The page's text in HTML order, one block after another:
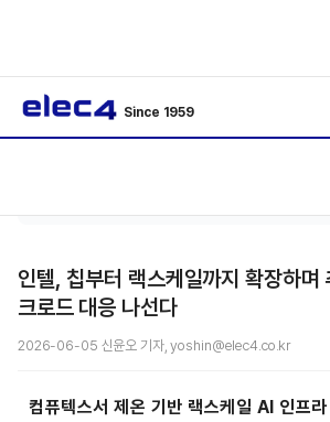
Since 1959
인텔, 칩부터 랙스케일까지 확장하며
크로드 대응 나선다
2026-06-05 신윤오 기자, yoshin@elec4.co.kr
컴퓨텍스서 제온 기반 랙스케일 AI 인프